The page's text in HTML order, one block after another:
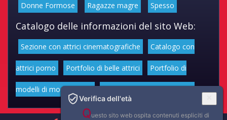
Donne Formose Ragazze magre Spesso
Catalogo delle informazioni del sito Web:
Sezione con attrici cinematografiche Catalogo con
attrici porno Portfolio di belle attrici Portfolio di
modelli di moda volgari
Verifica dell'età
Questo sito web ospita contenuti espliciti di